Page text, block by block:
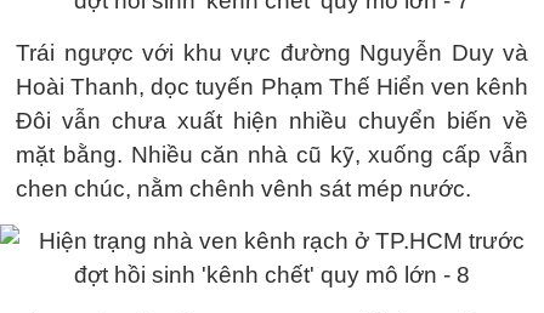
Trái ngược với khu vực đường Nguyễn Duy và
Hoài Thanh, dọc tuyến Phạm Thế Hiển ven kênh
Đôi vẫn chưa xuất hiện nhiều chuyển biến về
mặt bằng. Nhiều căn nhà cũ kỹ, xuống cấp vẫn
chen chúc, nằm chênh vênh sát mép nước.